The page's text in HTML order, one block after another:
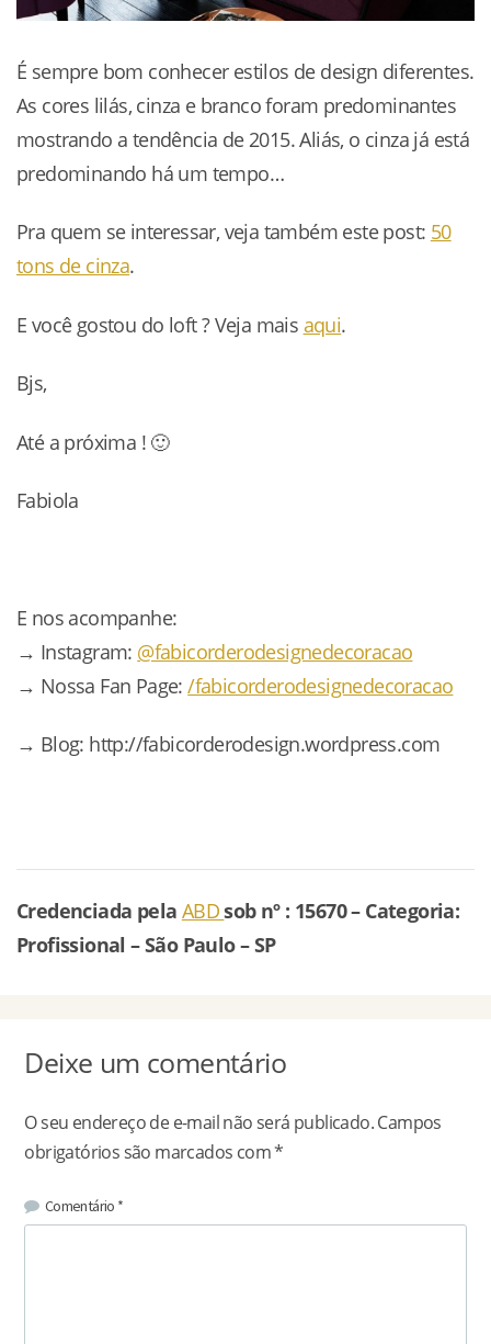
É sempre bom conhecer estilos de design diferentes.
As cores lilás, cinza e branco foram predominantes
mostrando a tendência de 2015. Aliás, o cinza já está
predominando há um tempo…
Pra quem se interessar, veja também este post: 50
tons de cinza.
E você gostou do loft ? Veja mais aqui.
Bjs,
Até a próxima ! 🙂
Fabiola
E nos acompanhe:
→ Instagram: @fabicorderodesignedecoracao
→ Nossa Fan Page:/fabicorderodesignedecoracao
→ Blog: http://fabicorderodesign.wordpress.com
Credenciada pela ABDsob nº : 15670 – Categoria:
Profissional – São Paulo – SP
Deixe um comentário
O seu endereço de e-mail não será publicado.Campos
obrigatórios são marcados com*
Comentário *